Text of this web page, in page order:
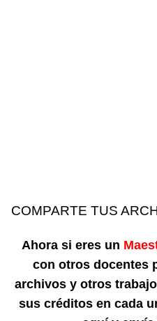
COMPARTE TUS
Ahora si eres un
con otros docentes
archivos y otros
sus créditos en cada